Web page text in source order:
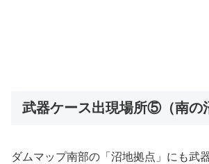
武器ケース出現場所⑤（南の
ダムマップ南部の「沼地拠点」にも武